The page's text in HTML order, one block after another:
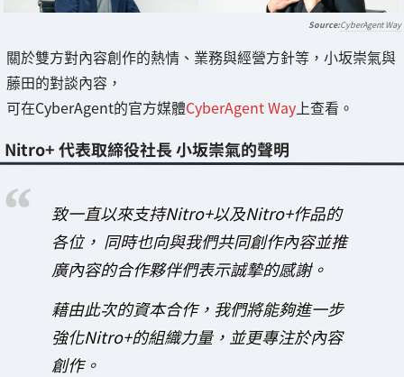
CyberAgent Way
關於雙方對內容創作的熱情、業務與經營方針等，小坂崇氣與
藤田的對談內容，
可在CyberAgent的官方媒體CyberAgent Way上查看。
Nitro+ 代表取締役社長 小坂崇氣的聲明
致一直以來支持Nitro+以及Nitro+作品的
各位， 同時也向與我們共同創作內容並推
廣內容的合作夥伴們表示誠摯的感謝。
藉由此次的資本合作，我們將能夠進一步
強化Nitro+的組織力量，並更專注於內容
創作。